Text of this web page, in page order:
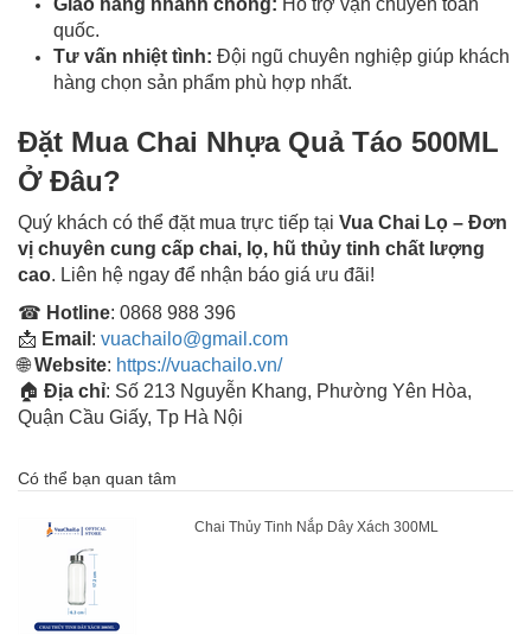
quốc.
Tư vấn nhiệt tình: Đội ngũ chuyên nghiệp giúp khách
hàng chọn sản phẩm phù hợp nhất.
Đặt Mua Chai Nhựa Quả Táo 500ML
Ở Đâu?
Quý khách có thể đặt mua trực tiếp tại Vua Chai Lọ – Đơn
vị chuyên cung cấp chai, lọ, hũ thủy tinh chất lượng
cao. Liên hệ ngay để nhận báo giá ưu đãi!
☎ Hotline: 0868 988 396
📩 Email : vuachailo@gmail.com
🌐Website: https://vuachailo.vn/
🏠 Địa chỉ: Số 213 Nguyễn Khang, Phường Yên Hòa,
Quận Cầu Giấy, Tp Hà Nội
Có thể bạn quan tâm
Chai Thủy Tinh Nắp Dây Xách 300ML